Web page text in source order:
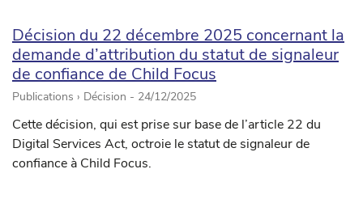
Décision du 22 décembre 2025 concernant la
demande d’attribution du statut de signaleur
de confiance de Child Focus
Publications › Décision - 24/12/2025
Cette décision, qui est prise sur base de l’article 22 du
Digital Services Act, octroie le statut de signaleur de
confiance à Child Focus.